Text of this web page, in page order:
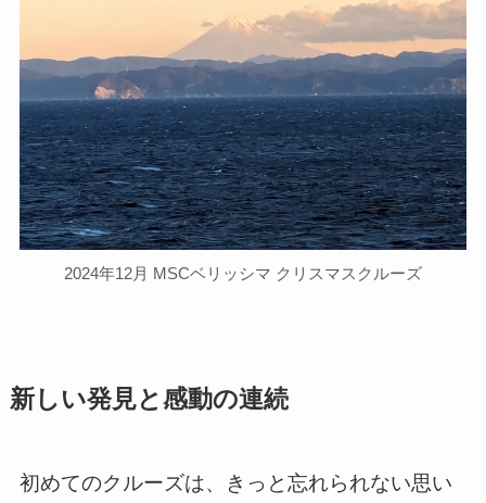
2024年12月 MSCベリッシマ クリスマスクルーズ
新しい発見と感動の連続
初めてのクルーズは、きっと忘れられない思い